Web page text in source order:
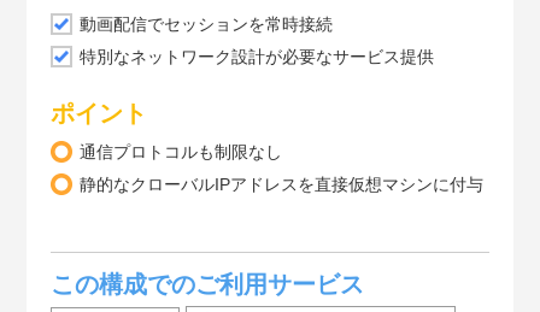
動画配信でセッションを常時接続
特別なネットワーク設計が必要なサービス提供
ポイント
通信プロトコルも制限なし
静的なクローバルIPアドレスを直接仮想マシンに付与
この構成でのご利用サービス